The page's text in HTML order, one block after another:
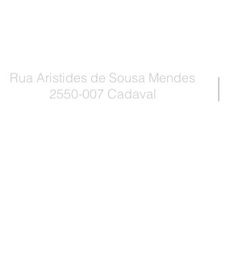
Rua Aristides de Sousa Mendes
2550-007 Cadaval